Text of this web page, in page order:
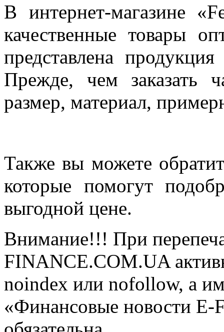
В интернет-магазине
качественные товары
представлена
Прежде, чем заказать
размер, материал,
Также вы можете
которые помогут
выгодной цене.
Внимание!!! При
FINANCE.COM.UA
noindex или nofollow, а
«Финансовые новости